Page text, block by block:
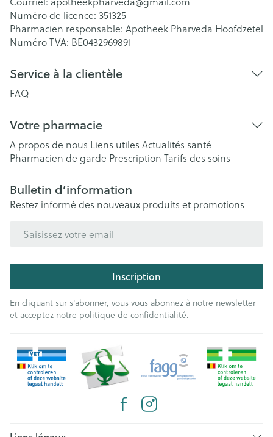
Numéro de licence: 351325
Pharmacien responsable: Apotheek Pharveda Hoofdzetel
Numéro TVA: BE0432969891
Service à la clientèle
FAQ
Votre pharmacie
A propos de nous Liens utiles Actualités santé
Pharmacien de garde Prescription Tarifs des soins
Bulletin d’information
Restez informé des nouveaux produits et promotions
Inscription
En cliquant sur s'abonner, vous vous abonnez à notre newsletter
et acceptez notre politique de confidentialité.